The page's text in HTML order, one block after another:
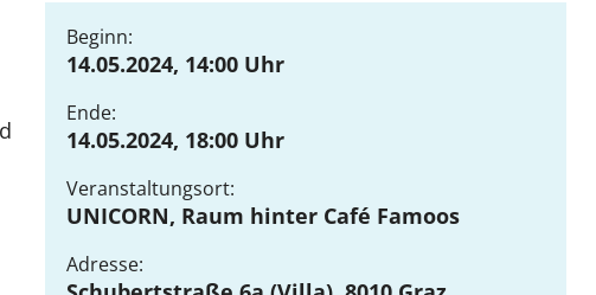
Beginn:
14.05.2024, 14:00 Uhr
Ende:
14.05.2024, 18:00 Uhr
Veranstaltungsort:
UNICORN, Raum hinter Café Famoos
Adresse: